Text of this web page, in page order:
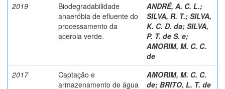
2019
Biodegradabilidade
anaeróbia de efluente do
processamento da
acerola verde.
ANDRÉ, A. C. L.;
SILVA, R. T.; SILVA,
K. C. D. da; SILVA,
P. T. de S. e;
AMORIM, M. C. C.
de
2017
Captação e
armazenamento de água
AMORIM, M. C. C.
de; BRITO, L. T. de